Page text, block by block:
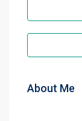
About Me